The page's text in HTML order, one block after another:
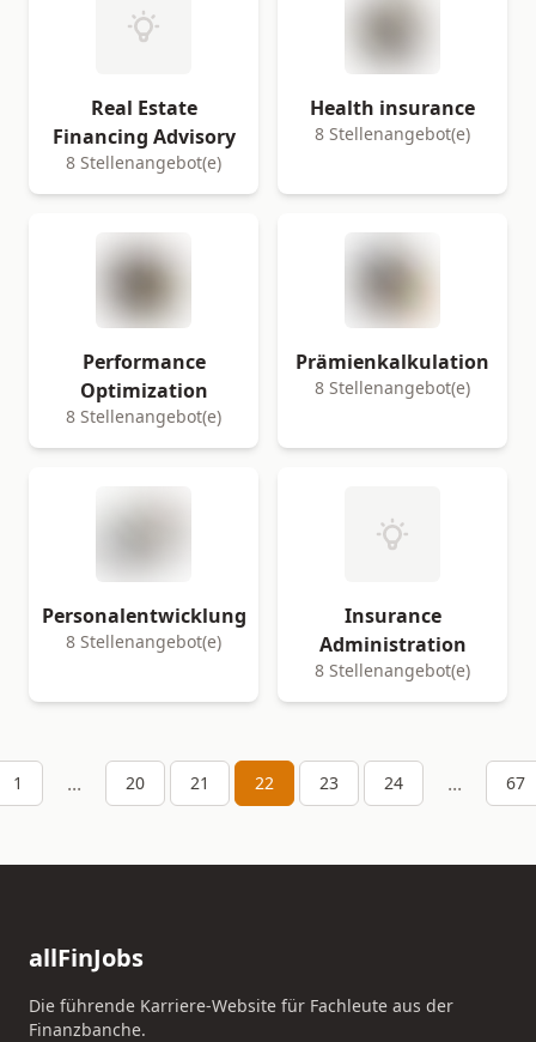
Real Estate
Financing Advisory
8 Stellenangebot(e)
Health insurance
8 Stellenangebot(e)
Performance
Optimization
8 Stellenangebot(e)
Prämienkalkulation
8 Stellenangebot(e)
Personalentwicklung
8 Stellenangebot(e)
Insurance
Administration
8 Stellenangebot(e)
1 ... 20 21 22 23 24 ... 67
allFinJobs
Die führende Karriere-Website für Fachleute aus der
Finanzbanche.